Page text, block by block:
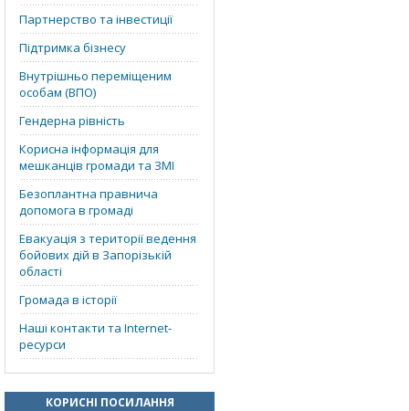
Партнерство та інвестиції
Підтримка бізнесу
Внутрішньо переміщеним
особам (ВПО)
Гендерна рівність
Корисна інформація для
мешканців громади та ЗМІ
Безоплантна правнича
допомога в громаді
Евакуація з території ведення
бойових дій в Запорізькій
області
Громада в історії
Наші контакти та Internet-
ресурси
КОРИСНІ ПОСИЛАННЯ